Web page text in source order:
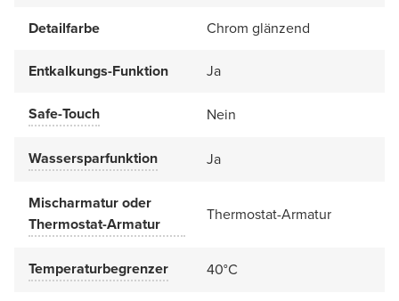
Detailfarbe Chrom glänzend
Entkalkungs-Funktion Ja
Safe-Touch Nein
Wassersparfunktion Ja
Mischarmatur oder
Thermostat-Armatur
Thermostat-Armatur
Temperaturbegrenzer 40°C